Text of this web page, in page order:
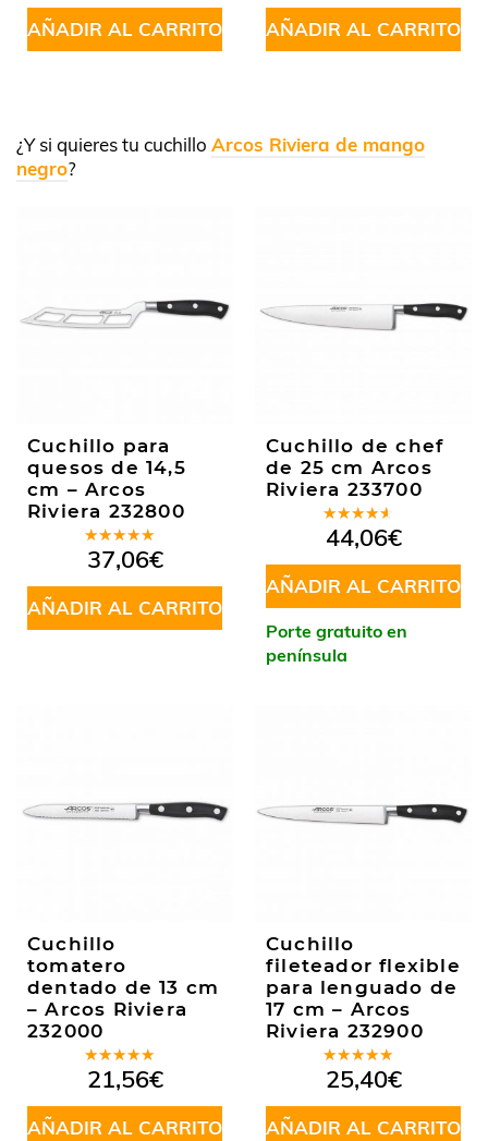
5
AÑADIR AL CARRITO
5
AÑADIR AL CARRITO
¿Y si quieres tu cuchillo Arcos Riviera de mango
negro?
Cuchillo para
quesos de 14,5
cm – Arcos
Riviera 232800
Valorado
en5.00de
5
37,06€
AÑADIR AL CARRITO
Cuchillo de chef
de 25 cm Arcos
Riviera 233700
Valorado
en4.00
de 5
44,06€
AÑADIR AL CARRITO
Porte gratuito en
península
Cuchillo
tomatero
dentado de 13 cm
– Arcos Riviera
232000
Valorado
en4.50
de 5
21,56€
AÑADIR AL CARRITO
Cuchillo
fileteador flexible
para lenguado de
17 cm – Arcos
Riviera 232900
Valorado
en5.00de
5
25,40€
AÑADIR AL CARRITO